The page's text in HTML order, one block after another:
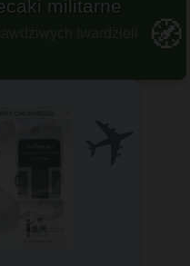
🧭
Sprawdź teraz!